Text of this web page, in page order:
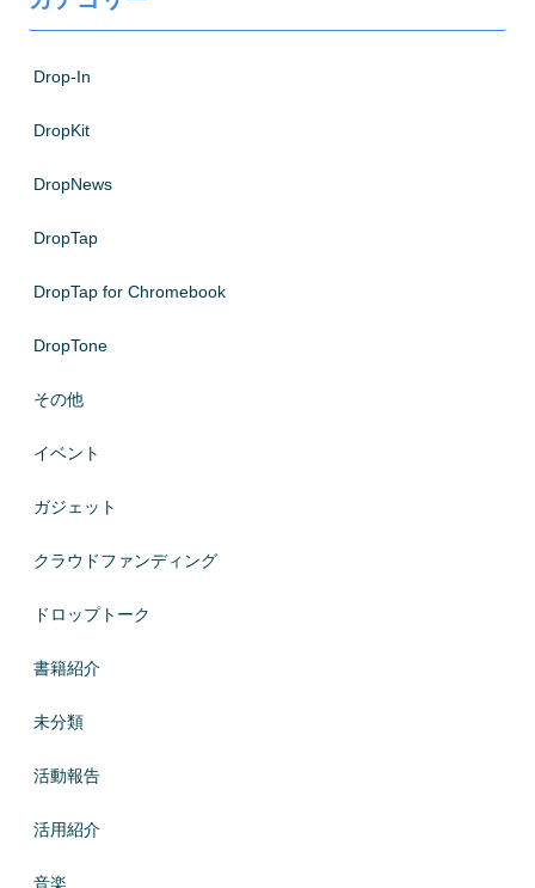
Drop-In
DropKit
DropNews
DropTap
DropTap for Chromebook
DropTone
その他
イベント
ガジェット
クラウドファンディング
ドロップトーク
書籍紹介
未分類
活動報告
活用紹介
音楽